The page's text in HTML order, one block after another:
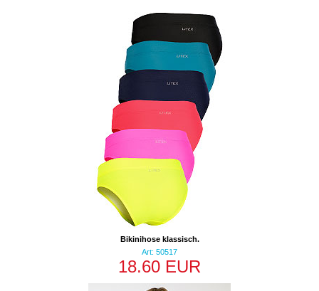
Bikinihose klassisch.
Art: 50517
18.60 EUR